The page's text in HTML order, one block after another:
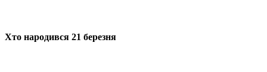
Хто народився 21 березня